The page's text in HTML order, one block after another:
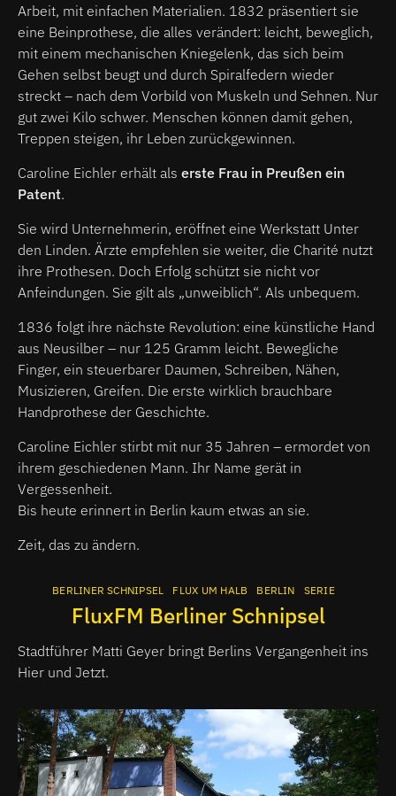
Arbeit, mit einfachen Materialien. 1832 präsentiert sie
eine Beinprothese, die alles verändert: leicht, beweglich,
mit einem mechanischen Kniegelenk, das sich beim
Gehen selbst beugt und durch Spiralfedern wieder
streckt – nach dem Vorbild von Muskeln und Sehnen. Nur
gut zwei Kilo schwer. Menschen können damit gehen,
Treppen steigen, ihr Leben zurückgewinnen.
Caroline Eichler erhält als erste Frau in Preußen ein
Patent.
Sie wird Unternehmerin, eröffnet eine Werkstatt Unter
den Linden. Ärzte empfehlen sie weiter, die Charité nutzt
ihre Prothesen. Doch Erfolg schützt sie nicht vor
Anfeindungen. Sie gilt als „unweiblich“. Als unbequem.
1836 folgt ihre nächste Revolution: eine künstliche Hand
aus Neusilber – nur 125 Gramm leicht. Bewegliche
Finger, ein steuerbarer Daumen, Schreiben, Nähen,
Musizieren, Greifen. Die erste wirklich brauchbare
Handprothese der Geschichte.
Caroline Eichler stirbt mit nur 35 Jahren – ermordet von
ihrem geschiedenen Mann. Ihr Name gerät in
Vergessenheit.
Bis heute erinnert in Berlin kaum etwas an sie.
Zeit, das zu ändern.
BERLINER SCHNIPSEL FLUX UM HALB BERLIN SERIE
FluxFM Berliner Schnipsel
Stadtführer Matti Geyer bringt Berlins Vergangenheit ins
Hier und Jetzt.